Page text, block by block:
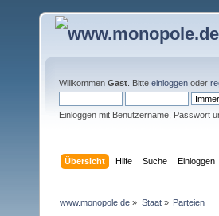
Willkommen Gast . Bitte einloggen oder
Einloggen mit Benutzername, Passwort
Übersicht Hilfe Suche Einloggen
www.monopole.de » Staat» Parteien